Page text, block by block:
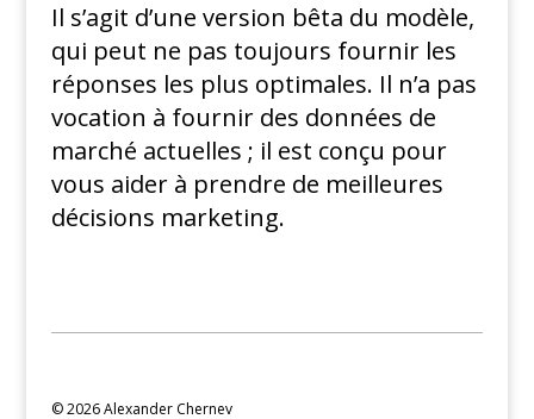
Il s’agit d’une version bêta du modèle,
qui peut ne pas toujours fournir les
réponses les plus optimales. Il n’a pas
vocation à fournir des données de
marché actuelles ; il est conçu pour
vous aider à prendre de meilleures
décisions marketing.
© 2026 Alexander Chernev